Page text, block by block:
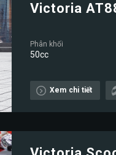
Victoria
Phân khối
50cc
Xem chi tiết